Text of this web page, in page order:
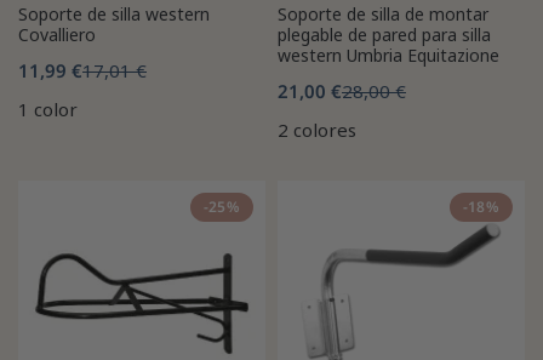
Soporte de silla western
Covalliero
11,99 €17,01 €
1 color
Soporte de silla de montar
plegable de pared para silla
western Umbria Equitazione
21,00 €28,00 €
2 colores
-25% -18%